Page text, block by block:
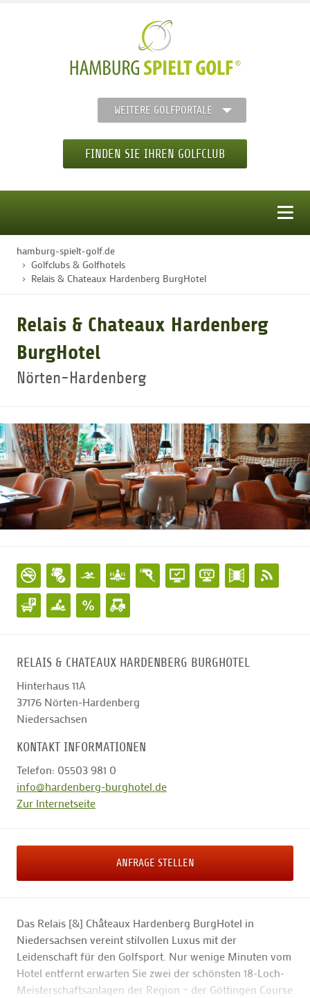
WEITERE GOLFPORTALE
FINDEN SIE IHREN GOLFCLUB
STARTSEITE
GOLFTURNIERE
MITGLIEDSCHAFT
GOLF NEWS
GOLFEINSTEIGER
GOLFHOTELS
hamburg-spielt-golf.de
Golfclubs & Golfhotels
Relais & Chateaux Hardenberg BurgHotel
Relais & Chateaux Hardenberg
BurgHotel
Nörten-Hardenberg
RELAIS & CHATEAUX HARDENBERG BURGHOTEL
Hinterhaus 11A
37176 Nörten-Hardenberg
Niedersachsen
KONTAKT INFORMATIONEN
Telefon: 05503 981 0
info@hardenberg-burghotel.de
Zur Internetseite
ANFRAGE STELLEN
Das Relais [&] Châteaux Hardenberg BurgHotel in
Niedersachsen vereint stilvollen Luxus mit der
Leidenschaft für den Golfsport. Nur wenige Minuten vom
Hotel entfernt erwarten Sie zwei der schönsten 18-Loch-
Meisterschaftsanlagen der Region – der Göttingen Course